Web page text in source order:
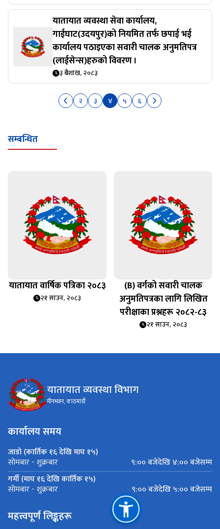
यातायात व्यवस्था सेवा कार्यालय,
गाईघाट(उदयपुर)को नियमित तर्फ छपाई भई
कार्यालय पठाइएका सवारी चालक अनुमतिपत्र
(लाईसेन्स)हरुको विवरण ।
३ बैशाख, २०८३
२ ३ ४ ५ ६
सम्बन्धित
यातायात वार्षिक पत्रिका २०८३
२१ साउन, २०८३
(B) वर्गको सवारी चालक
अनुमतिपत्रका लागि लिखित
परीक्षाका प्रश्नहरू २०८२-८३
२१ साउन, २०८३
यातायात व्यवस्था विभाग
मीनभवन, काठमाडौं
कार्यालय समय
जाडो (कार्तिक १६ देखि माघ १५)
सोमबार - शुक्रबार
९:०० बजेदेखि ४:०० बजेसम्म
गर्मी (माघ १६ देखि कार्तिक १५)
सोमबार - शुक्रबार ९:०० बजेदेखि ५:०० बजेसम्म
महत्त्वपूर्ण लिङ्कहरू